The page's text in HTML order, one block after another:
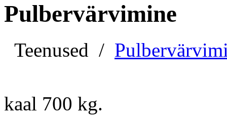
Pulbervärvimine
Teenused /
kaal 700 kg.